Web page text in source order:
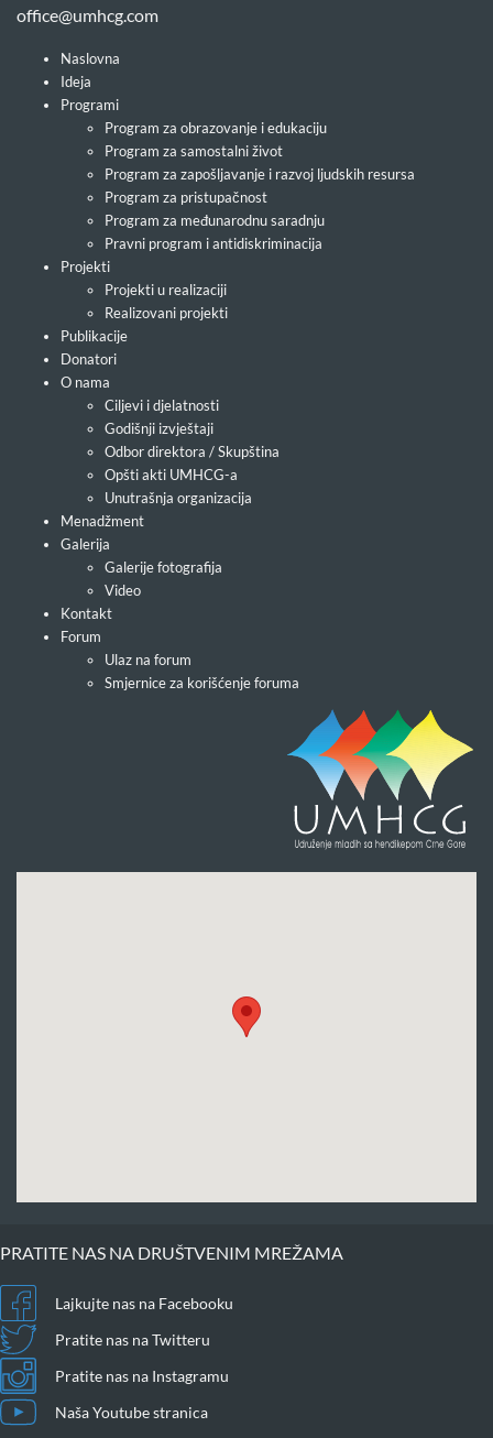
office@umhcg.com
Naslovna
Ideja
Programi
Program za obrazovanje i edukaciju
Program za samostalni život
Program za zapošljavanje i razvoj ljudskih resursa
Program za pristupačnost
Program za međunarodnu saradnju
Pravni program i antidiskriminacija
Projekti
Projekti u realizaciji
Realizovani projekti
Publikacije
Donatori
O nama
Ciljevi i djelatnosti
Godišnji izvještaji
Odbor direktora / Skupština
Opšti akti UMHCG-a
Unutrašnja organizacija
Menadžment
Galerija
Galerije fotografija
Video
Kontakt
Forum
Ulaz na forum
Smjernice za korišćenje foruma
PRATITE NAS NA DRUŠTVENIM MREŽAMA
Lajkujte nas na Facebooku
Pratite nas na Twitteru
Pratite nas na Instagramu
Naša Youtube stranica